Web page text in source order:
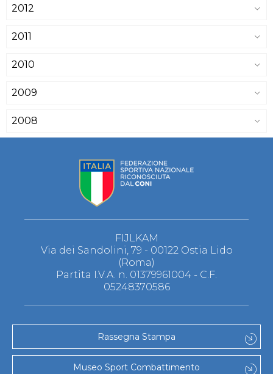
2012
2011
2010
2009
2008
FIJLKAM
Via dei Sandolini, 79 - 00122 Ostia Lido
(Roma)
Partita I.V.A. n. 01379961004 - C.F.
05248370586
Rassegna Stampa
Museo Sport Combattimento